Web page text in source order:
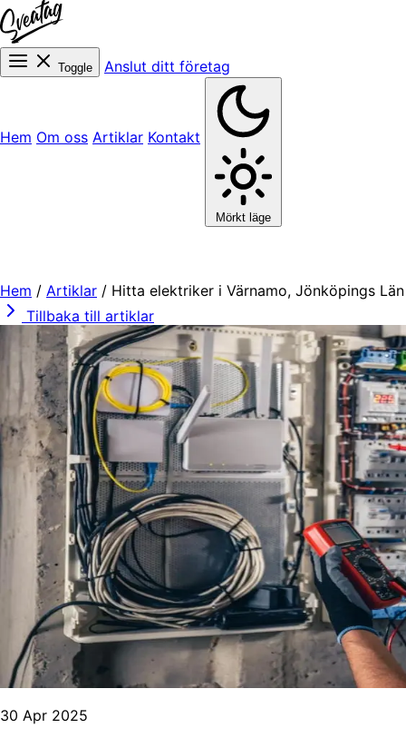
Toggle Anslut ditt företag
Hem Om oss Artiklar Kontakt
Mörkt läge
Hem / Artiklar / Hitta elektriker i Värnamo, Jönköpings Län
Tillbaka till artiklar
30 Apr 2025